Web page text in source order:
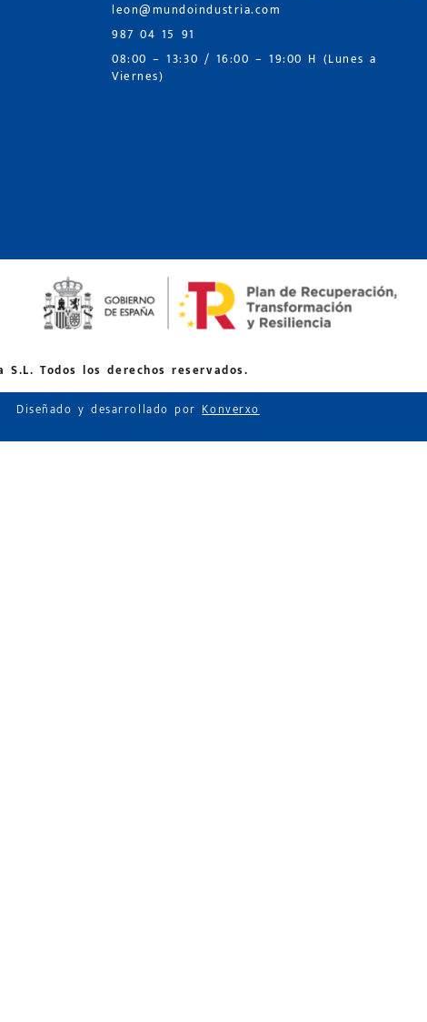
leon@mundoindustria.com
987 04 15 91
08:00 – 13:30 / 16:00 – 19:00 H (Lunes a
Viernes)
Todos los derechos reservados.
Diseñado y desarrollado porKonverxo